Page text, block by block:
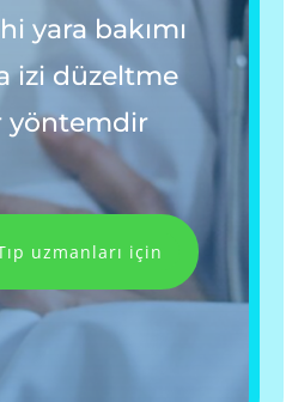
yara bakımı
izi düzeltme
yöntemdir
uzmanları için